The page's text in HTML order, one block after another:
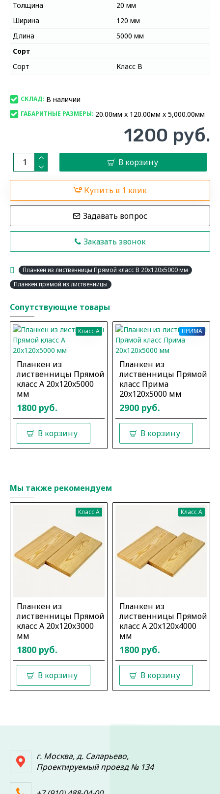
Толщина
20 мм
Ширина
120 мм
Длина
5000 мм
Сорт
Сорт
Класс В
СКЛАД: В наличии
ГАБАРИТНЫЕ РАЗМЕРЫ: 20.00мм x 120.00мм x 5,000.00мм
1200 руб.
В корзину
Купить в 1 клик
Задавать вопрос
Заказать звонок
Планкен из лиственницы Прямой класс В 20x120x5000 мм
Планкен прямой из лиственницы
Сопутствующие товары
Класс A
Планкен из
лиственницы Прямой
класс А 20x120x5000
мм
1800 руб.
В корзину
ПРИМА
Планкен из
лиственницы Прямой
класс Прима
20x120x5000 мм
2900 руб.
В корзину
Мы также рекомендуем
Класс A
Планкен из
лиственницы Прямой
класс А 20x120x3000
мм
1800 руб.
В корзину
Класс A
Планкен из
лиственницы Прямой
класс А 20x120x4000
мм
1800 руб.
В корзину
г. Москва, д. Саларьево,
Проектируемый проезд № 134